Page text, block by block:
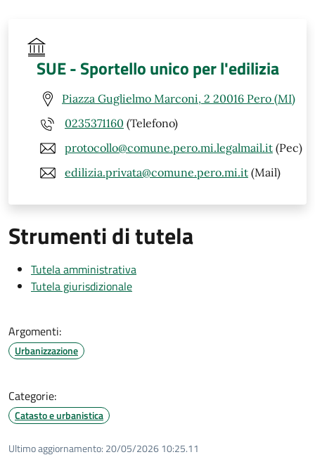
SUE - Sportello unico per l'edilizia
Piazza Guglielmo Marconi, 2 20016 Pero (MI)
0235371160 (Telefono)
protocollo@comune.pero.mi.legalmail.it (Pec)
edilizia.privata@comune.pero.mi.it (Mail)
Strumenti di tutela
Tutela amministrativa
Tutela giurisdizionale
Argomenti:
Urbanizzazione
Categorie:
Catasto e urbanistica
Ultimo aggiornamento: 20/05/2026 10:25.11